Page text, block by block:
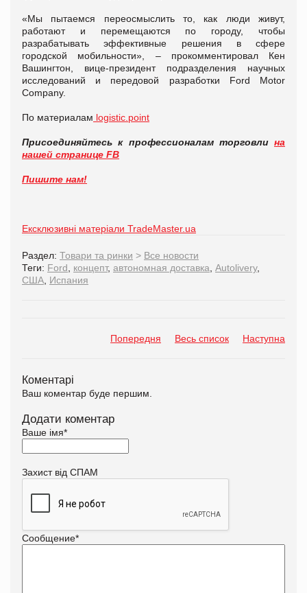
«Мы пытаемся переосмыслить то, как люди живут,
работают и перемещаются по городу, чтобы
разрабатывать эффективные решения в сфере
городской мобильности», – прокомментировал Кен
Вашингтон, вице-президент подразделения научных
исследований и передовой разработки Ford Motor
Company.
По материалам logistic.point
Присоединяйтесь к профессионалам торговли на
нашей странице FB
Пишите нам!
Ексклюзивні матеріали TradeMaster.ua
Раздел: Товари та ринки > Все новости
Теги: Ford концепт, автономная доставка Autolivery,
США Испания
Попередня Весь список Наступна
Коментарі
Ваш коментар буде першим.
Додати коментар
Ваше імя*
Захист від СПАМ
Сообщение*